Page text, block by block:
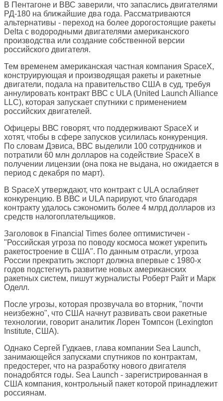
В Пентагоне и ВВС заверили, что запаслись двигателями
РД-180 на ближайшие два года. Рассматриваются
альтернативы - переход на более дорогостоящие ракеты
Delta с водородными двигателями американского
производства или создание собственной версии
российского двигателя.
Тем временем американская частная компания SpaceX,
конструирующая и производящая ракеты и ракетные
двигатели, подала на правительство США в суд, требуя
аннулировать контракт ВВС с ULA (United Launch Alliance
LLC), которая запускает спутники с применением
российских двигателей.
Офицеры ВВС говорят, что поддерживают SpaceX и
хотят, чтобы в сфере запусков усилилась конкуренция.
По словам Дэвиса, ВВС выделили 100 сотрудников и
потратили 60 млн долларов на содействие SpaceX в
получении лицензии (она пока не выдана, но ожидается в
период с декабря по март).
В SpaceX утверждают, что контракт с ULA ослабляет
конкуренцию. В ВВС и ULA парируют, что благодаря
контракту удалось сэкономить более 4 млрд долларов из
средств налогоплательщиков.
Заголовок в Financial Times более оптимистичен -
"Российская угроза по поводу космоса может укрепить
ракетостроение в США". По данным отрасли, угроза
России прекратить экспорт должна впервые с 1980-х
годов подстегнуть развитие новых американских
ракетных систем, пишут журналисты Роберт Райт и Марк
Оделл.
После угрозы, которая прозвучала во вторник, "почти
неизбежно", что США начнут развивать свои ракетные
технологии, говорит аналитик Лорен Томпсон (Lexington
Institute, США).
Однако Сергей Гудкаев, глава компании Sea Launch,
занимающейся запусками спутников по контрактам,
предостерег, что на разработку нового двигателя
понадобятся годы. Sea Launch - зарегистрированная в
США компания, контрольный пакет которой принадлежит
россиянам.